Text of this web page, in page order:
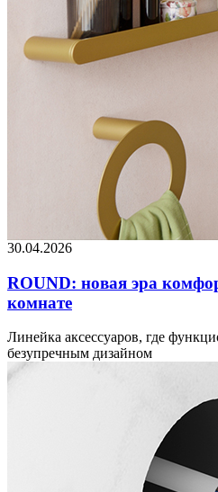
30.04.2026
ROUND: новая эра
комнате
Линейка аксессуаров, где
безупречным дизайном